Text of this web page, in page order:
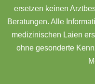
ersetzen keinen
Beratungen. Alle
medizinischen Laien
ohne gesonderte